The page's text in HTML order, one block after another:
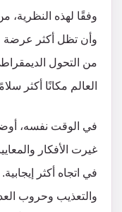
وفقًا لهذه النظرية،
وأن تظل أكثر عرضة
من التحول
العالم مكانًا أكثر
في الوقت نفسه،
غيرت الأفكار
في اتجاه أكثر
والتعذيب وحروب